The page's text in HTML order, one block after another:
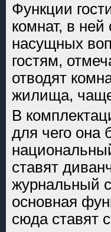
Функции
комнат, в
насущных
гостям,
отводят
жилища, чаще
В
для чего она
ставят
журнальный
основная
сюда ставят